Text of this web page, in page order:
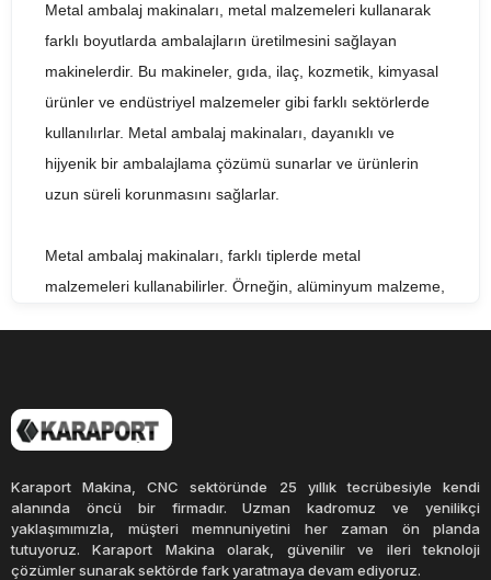
Metal ambalaj makinaları, metal malzemeleri kullanarak
farklı boyutlarda ambalajların üretilmesini sağlayan
makinelerdir. Bu makineler, gıda, ilaç, kozmetik, kimyasal
ürünler ve endüstriyel malzemeler gibi farklı sektörlerde
kullanılırlar. Metal ambalaj makinaları, dayanıklı ve
hijyenik bir ambalajlama çözümü sunarlar ve ürünlerin
uzun süreli korunmasını sağlarlar.
Metal ambalaj makinaları, farklı tiplerde metal
malzemeleri kullanabilirler. Örneğin, alüminyum malzeme,
ağır endüstriyel ürünlerin ambalajı için idealdir. Ayrıca,
kalay malzeme, korozyona karşı dayanıklı ve kolay
Metal ambalaj makinaları, farklı işlemleri gerçekleştirirler.
Örneğin, kalay kaplama makineleri, metal kutuların kalay
Karaport Makina, CNC sektöründe 25 yıllık tecrübesiyle kendi
alanında öncü bir firmadır. Uzman kadromuz ve yenilikçi
yaklaşımımızla, müşteri memnuniyetini her zaman ön planda
tutuyoruz. Karaport Makina olarak, güvenilir ve ileri teknoloji
çözümler sunarak sektörde fark yaratmaya devam ediyoruz.